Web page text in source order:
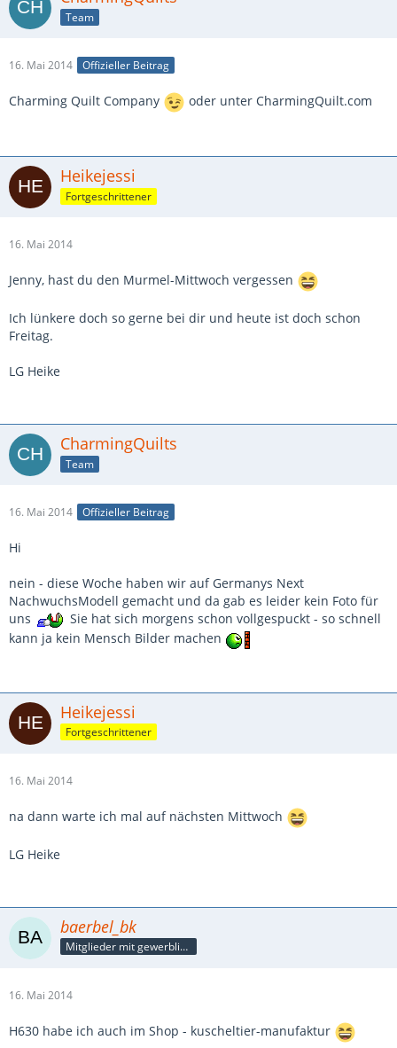
Team
16. Mai 2014 Offizieller Beitrag
Charming Quilt Company oder unter CharmingQuilt.com
Heikejessi
Fortgeschrittener
16. Mai 2014
Jenny, hast du den Murmel-Mittwoch vergessen
Ich lünkere doch so gerne bei dir und heute ist doch schon
Freitag.
LG Heike
CharmingQuilts
Team
16. Mai 2014 Offizieller Beitrag
Hi
nein - diese Woche haben wir auf Germanys Next
NachwuchsModell gemacht und da gab es leider kein Foto für
uns
Sie hat sich morgens schon vollgespuckt - so schnell
kann ja kein Mensch Bilder machen
Heikejessi
Fortgeschrittener
16. Mai 2014
na dann warte ich mal auf nächsten Mittwoch
LG Heike
baerbel_bk
Mitglieder mit gewerblicher Verbindung, auch als Mitarbeiter/in
16. Mai 2014
H630 habe ich auch im Shop - kuscheltier-manufaktur